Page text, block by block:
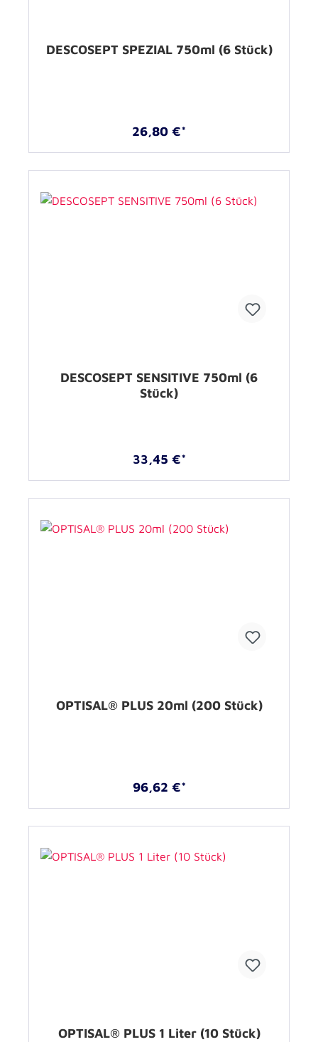
DESCOSEPT SPEZIAL 750ml (6 Stück)
26,80 €*
DESCOSEPT SENSITIVE 750ml (6
Stück)
33,45 €*
OPTISAL® PLUS 20ml (200 Stück)
96,62 €*
OPTISAL® PLUS 1 Liter (10 Stück)